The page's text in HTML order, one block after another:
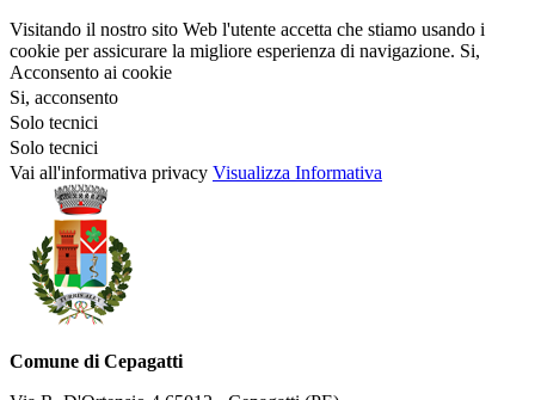
Visitando il nostro sito Web l'utente accetta che stiamo usando i
cookie per assicurare la migliore esperienza di navigazione. Si,
Acconsento ai cookie
Si, acconsento
Solo tecnici
Solo tecnici
Vai all'informativa privacy Visualizza Informativa
Comune di Cepagatti